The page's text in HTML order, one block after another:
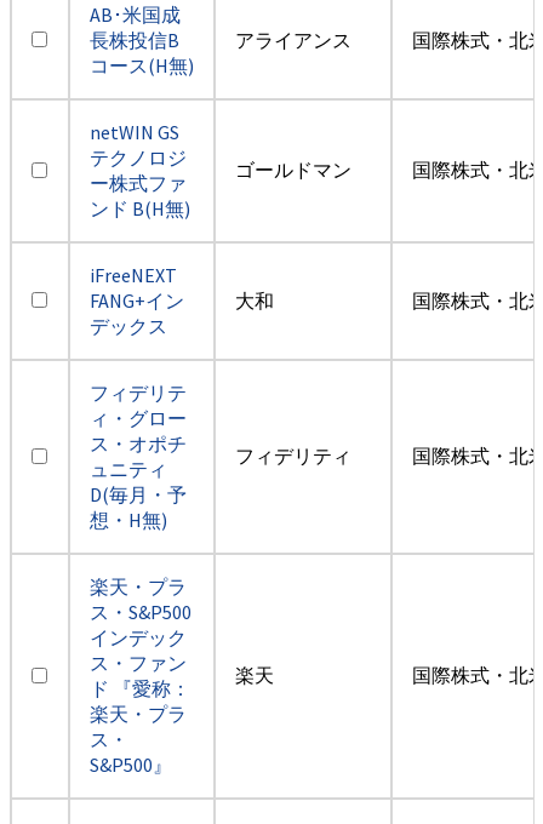
AB･米国成
長株投信B
コース(H無)
アライアンス 国際株式・北
netWIN GS
テクノロジ
ー株式ファ
ンド B(H無)
ゴールドマン 国際株式・北
iFreeNEXT
FANG+イン
デックス
大和 国際株式・北
フィデリテ
ィ・グロー
ス・オポチ
ュニティ
D(毎月・予
想・H無)
フィデリティ 国際株式・北
楽天・プラ
ス・S&P500
インデック
ス・ファン
ド 『愛称：
楽天・プラ
ス・
S&P500』
楽天 国際株式・北